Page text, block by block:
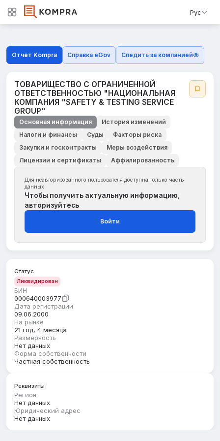
Рус
Отчёт Kompra Справка eGov Следить за компанией
ТОВАРИЩЕСТВО С ОГРАНИЧЕННОЙ
ОТВЕТСТВЕННОСТЬЮ "НАЦИОНАЛЬНАЯ
КОМПАНИЯ "SAFEТY & ТESТING SERVICE
GROUP"
Основная информация
История изменений
Налоги и финансы
Суды
Факторы риска
Закупки и госконтракты
Меры воздействия
Лицензии и сертификаты
Аффилированность
Для неавторизованного пользователя доступна только часть
данных
Чтобы получить актуальную информацию,
авторизуйтесь
Войти
Статус
Ликвидирован
БИН
000640003977
Дата регистрации
09.06.2000
На рынке
21 год, 4 месяца
Размерность
Нет данных
Форма собственности
Частная собственность
Реквизиты
Регион
Нет данных
Юридический адрес
Нет данных